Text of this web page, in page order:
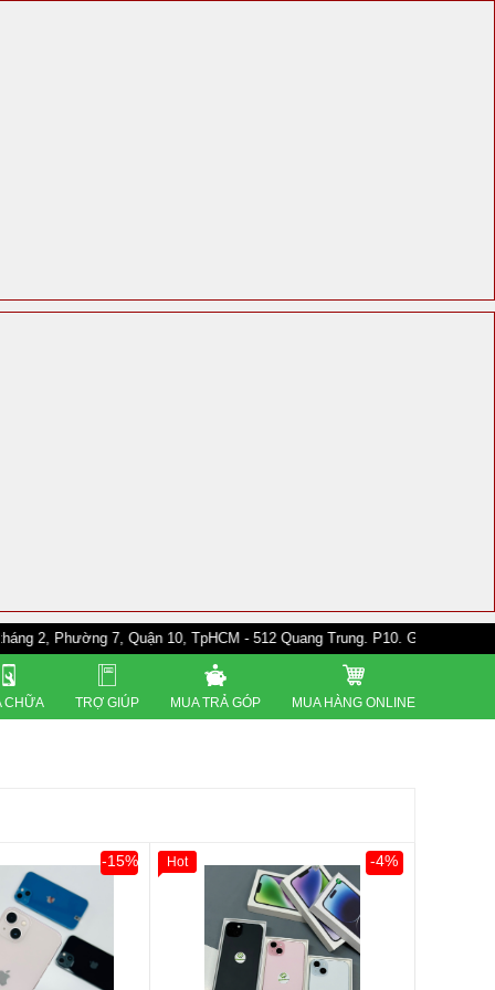
7, Quận 10, TpHCM - 512 Quang Trung. P10. Gò Vấp - 528A Trường
CHỮA TRỢ GIÚP MUA TRẢ GÓP MUA HÀNG ONLINE
Khách Hàng
-15%
Giảm 100.000đ
Khách Hàng
Tặng
-4%
Hot